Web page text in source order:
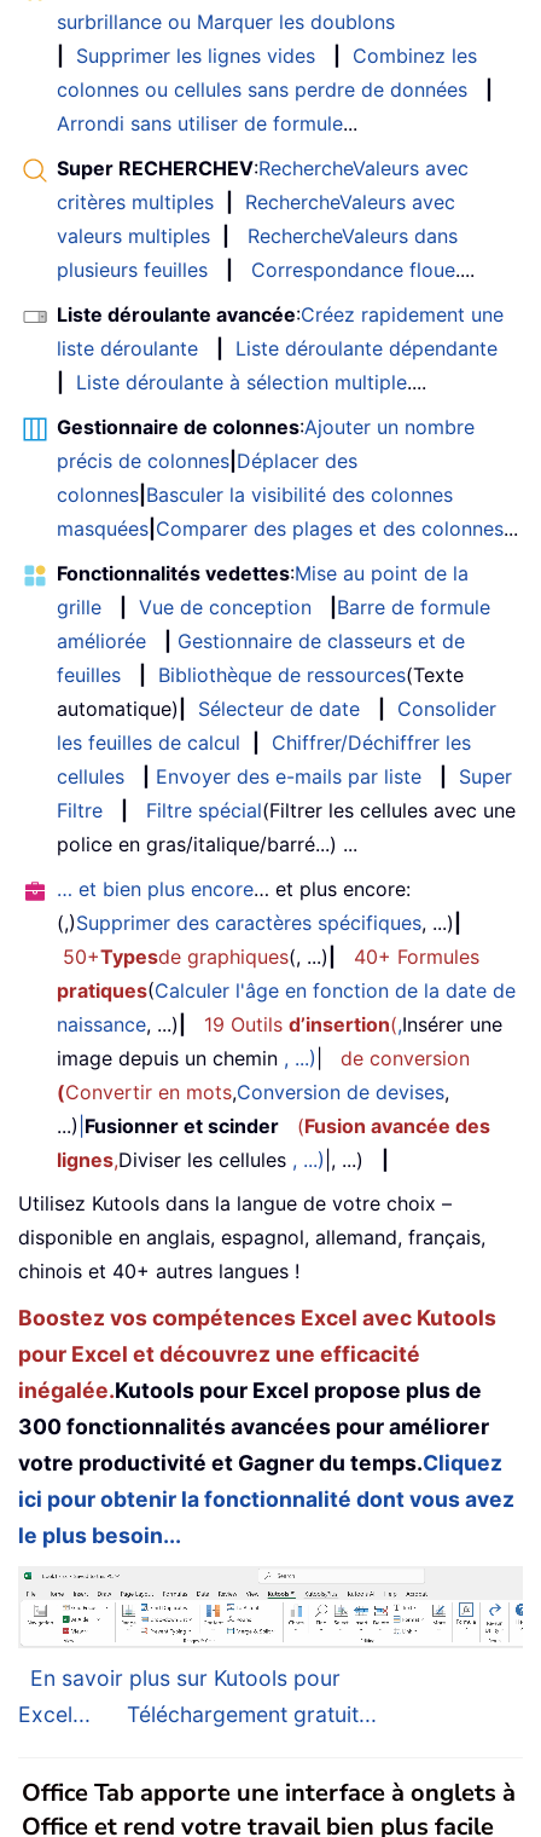
surbrillance ou Marquer les doublons
Supprimer les lignes vides
Combinez les
colonnes ou cellules sans perdre de données
Arrondi sans utiliser de formule...
Super RECHERCHEV:RechercheValeurs avec
critères multiples
RechercheValeurs avec
valeurs multiples
RechercheValeurs dans
plusieurs feuilles
Correspondance floue....
Liste déroulante avancée:Créez rapidement une
liste déroulante
Liste déroulante dépendante
Liste déroulante à sélection multiple....
Gestionnaire de colonnes:Ajouter un nombre
précis de colonnes Déplacer des
colonnes Basculer la visibilité des colonnes
masquées Comparer des plages et des colonnes...
Fonctionnalités vedettes:Mise au point de la
grille
Vue de conception
Barre de formule
améliorée
Gestionnaire de classeurs et de
feuilles
Bibliothèque de ressources(Texte
automatique)
Sélecteur de date
Consolider
les feuilles de calcul
Chiffrer/Déchiffrer les
cellules
Envoyer des e-mails par liste
Super
Filtre
Filtre spécial(Filtrer les cellules avec une
police en gras/italique/barré...) ...
… et bien plus encore… et plus encore:
(,)Supprimer des caractères spécifiques, ...)
50+Typesde graphiques(, ...)
40+ Formules
pratiques(Calculer l'âge en fonction de la date de
naissance, ...) 19 Outils d’insertion(,Insérer une
image depuis un chemin , ...)
de conversion
(Convertir en mots,Conversion de devises,
...) Fusionner et scinder (Fusion avancée des
lignes,Diviser les cellules , ...) |, ...)
Utilisez Kutools dans la langue de votre choix –
disponible en anglais, espagnol, allemand, français,
chinois et 40+ autres langues !
Boostez vos compétences Excel avec Kutools
pour Excel et découvrez une efficacité
inégalée.Kutools pour Excel propose plus de
300 fonctionnalités avancées pour améliorer
votre productivité et Gagner du temps.Cliquez
ici pour obtenir la fonctionnalité dont vous avez
le plus besoin...
En savoir plus sur Kutools pour
Excel...
Téléchargement gratuit...
Office Tab apporte une interface à onglets à
Office et rend votre travail bien plus facile